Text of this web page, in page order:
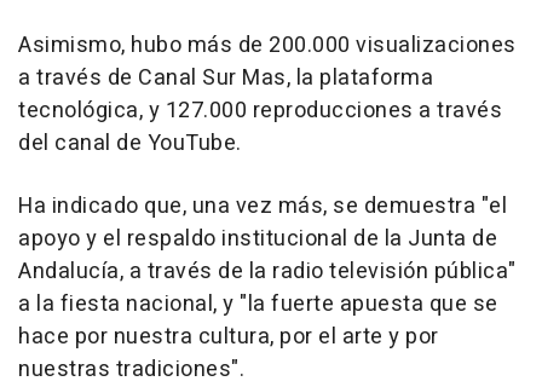
Asimismo, hubo más de 200.000 visualizaciones
a través de Canal Sur Mas, la plataforma
tecnológica, y 127.000 reproducciones a través
del canal de YouTube.
Ha indicado que, una vez más, se demuestra "el
apoyo y el respaldo institucional de la Junta de
Andalucía, a través de la radio televisión pública"
a la fiesta nacional, y "la fuerte apuesta que se
hace por nuestra cultura, por el arte y por
nuestras tradiciones".